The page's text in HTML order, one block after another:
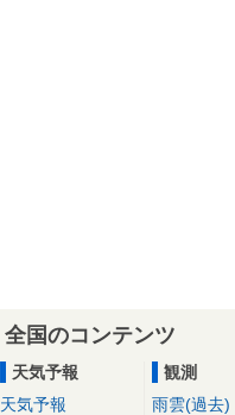
全国のコンテンツ
天気予報
天気予報
観測
雨雲(過去)